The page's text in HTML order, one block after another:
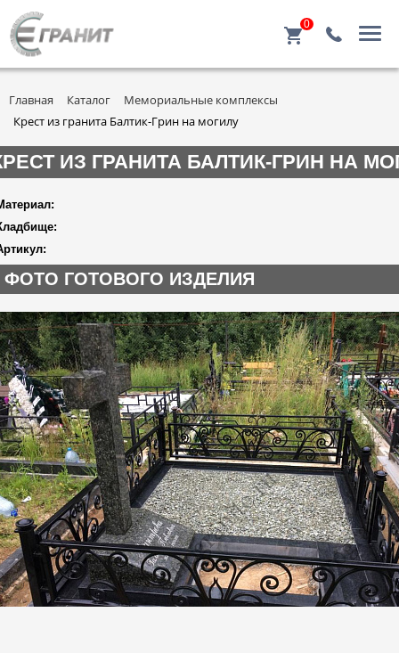
0
Главная Каталог
Мемориальные комплексы
Крест из гранита Балтик-Грин на могилу
ИЗ ГРАНИТА БАЛТИК-ГРИН НА
ФОТО ГОТОВОГО ИЗДЕЛИЯ